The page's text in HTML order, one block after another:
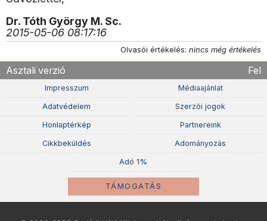
Dr. Tóth György M. Sc.
2015-05-06 08:17:16
Olvasói értékelés: nincs még értékelés
Asztali verzió Fel
Impresszum Médiaajánlat
Adatvédelem Szerzõi jogok
Honlaptérkép Partnereink
Cikkbeküldés Adományozás
Adó 1%
TÁMOGATÁS